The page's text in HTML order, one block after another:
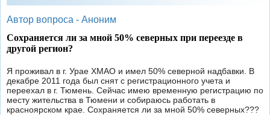
Автор вопроса - Аноним
Сохраняется ли за мной 50% северных при переезде в
другой регион?
Я проживал в г. Урае ХМАО и имел 50% северной надбавки. В
декабре 2011 года был снят с регистрационного учета и
переехал в г. Тюмень. Сейчас имею временную регистрацию по
месту жительства в Тюмени и собираюсь работать в
красноярском крае. Сохраняется ли за мной 50% северных???